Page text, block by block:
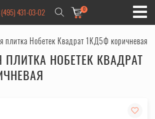
(495) 431-03-02 0
плитка Нобетек Квадрат 1КД5Ф коричневая
ПЛИТКА НОБЕТЕК КВАДРАТ